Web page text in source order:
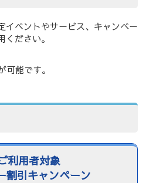
イベントやサービス、キャンペー
ださい。
可能です。
利用者対象
割引キャンペーン